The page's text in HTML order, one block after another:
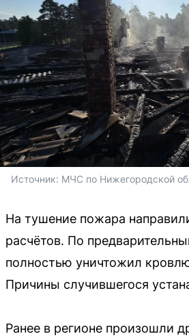
Источник: МЧС по Нижегородской
На тушение пожара
расчётов. По
полностью уничтожил
Причины случившегося
Ранее в регионе произошли